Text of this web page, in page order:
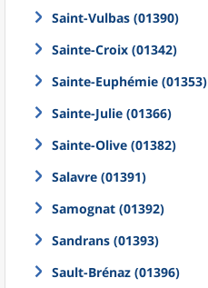
Saint-Vulbas (01390)
Sainte-Croix (01342)
Sainte-Euphémie (01353)
Sainte-Julie (01366)
Sainte-Olive (01382)
Salavre (01391)
Samognat (01392)
Sandrans (01393)
Sault-Brénaz (01396)